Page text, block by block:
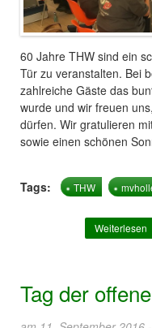
60 Jahre THW sind ein
Tür zu veranstalten. Bei
zahlreiche Gäste das
wurde und wir freuen
dürfen. Wir gratulieren
sowie einen schönen
Tags: THW
Weiterlesen
Tag der